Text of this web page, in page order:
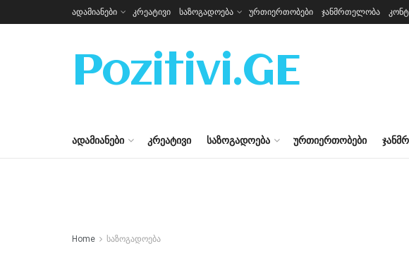
ადამიანები კრეატივი საზოგადოება ურთიერთობები ჯანმრთელობა
Pozitivi.GE
ᲐᲓᲐᲛᲘᲐᲜᲔᲑᲘ ᲙᲠᲔᲐᲢᲘᲕᲘ ᲡᲐᲖᲝᲒᲐᲓᲝᲔᲑᲐ ᲣᲠᲗᲘᲔᲠᲗᲝᲑᲔᲑᲘ
Home საზოგადოება